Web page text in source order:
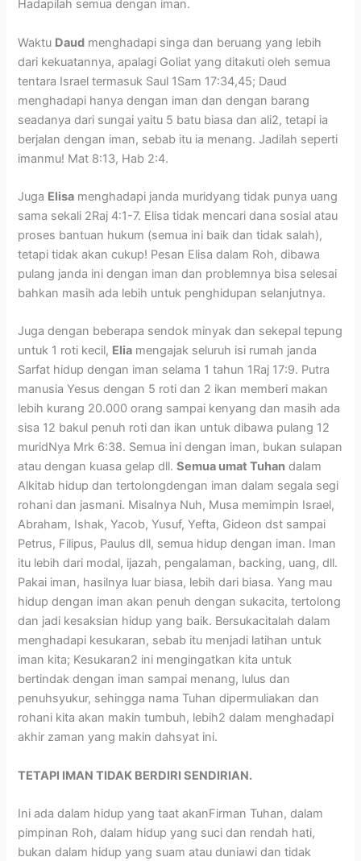
Hadapilah semua dengan iman.
Waktu Daud menghadapi singa dan beruang yang lebih
dari kekuatannya, apalagi Goliat yang ditakuti oleh semua
tentara Israel termasuk Saul 1Sam 17:34,45; Daud
menghadapi hanya dengan iman dan dengan barang
seadanya dari sungai yaitu 5 batu biasa dan ali2, tetapi ia
berjalan dengan iman, sebab itu ia menang. Jadilah seperti
imanmu! Mat 8:13, Hab 2:4.
Juga Elisa menghadapi janda muridyang tidak punya uang
sama sekali 2Raj 4:1-7. Elisa tidak mencari dana sosial atau
proses bantuan hukum (semua ini baik dan tidak salah),
tetapi tidak akan cukup! Pesan Elisa dalam Roh, dibawa
pulang janda ini dengan iman dan problemnya bisa selesai
bahkan masih ada lebih untuk penghidupan selanjutnya.
Juga dengan beberapa sendok minyak dan sekepal tepung
untuk 1 roti kecil, Elia mengajak seluruh isi rumah janda
Sarfat hidup dengan iman selama 1 tahun 1Raj 17:9. Putra
manusia Yesus dengan 5 roti dan 2 ikan memberi makan
lebih kurang 20.000 orang sampai kenyang dan masih ada
sisa 12 bakul penuh roti dan ikan untuk dibawa pulang 12
muridNya Mrk 6:38. Semua ini dengan iman, bukan sulapan
atau dengan kuasa gelap dll.Semua umat Tuhan dalam
Alkitab hidup dan tertolongdengan iman dalam segala segi
rohani dan jasmani. Misalnya Nuh, Musa memimpin Israel,
Abraham, Ishak, Yacob, Yusuf, Yefta, Gideon dst sampai
Petrus, Filipus, Paulus dll, semua hidup dengan iman. Iman
itu lebih dari modal, ijazah, pengalaman, backing, uang, dll.
Pakai iman, hasilnya luar biasa, lebih dari biasa. Yang mau
hidup dengan iman akan penuh dengan sukacita, tertolong
dan jadi kesaksian hidup yang baik. Bersukacitalah dalam
menghadapi kesukaran, sebab itu menjadi latihan untuk
iman kita; Kesukaran2 ini mengingatkan kita untuk
bertindak dengan iman sampai menang, lulus dan
penuhsyukur, sehingga nama Tuhan dipermuliakan dan
rohani kita akan makin tumbuh, lebih2 dalam menghadapi
akhir zaman yang makin dahsyat ini.
TETAPI IMAN TIDAK BERDIRI SENDIRIAN.
Ini ada dalam hidup yang taat akanFirman Tuhan, dalam
pimpinan Roh, dalam hidup yang suci dan rendah hati,
bukan dalam hidup yang suam atau duniawi dan tidak